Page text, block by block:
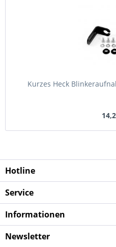
Kurzes Heck
Hotline
Service
Informationen
Newsletter